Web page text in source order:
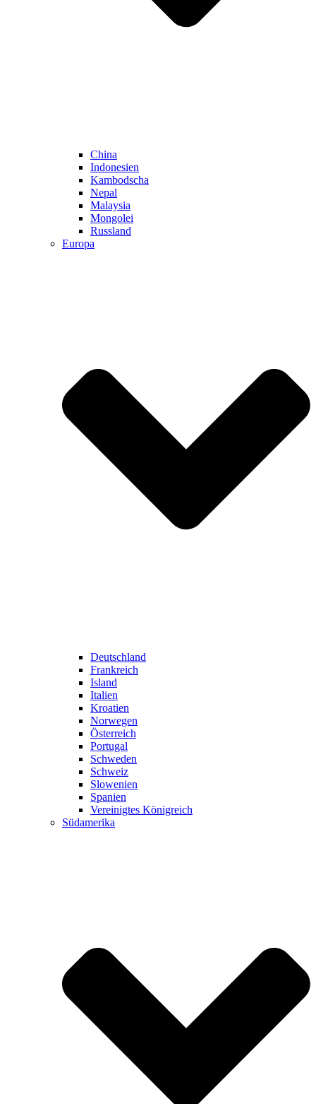
China
Indonesien
Kambodscha
Nepal
Malaysia
Mongolei
Russland
Europa
Deutschland
Frankreich
Island
Italien
Kroatien
Norwegen
Österreich
Portugal
Schweden
Schweiz
Slowenien
Spanien
Vereinigtes Königreich
Südamerika